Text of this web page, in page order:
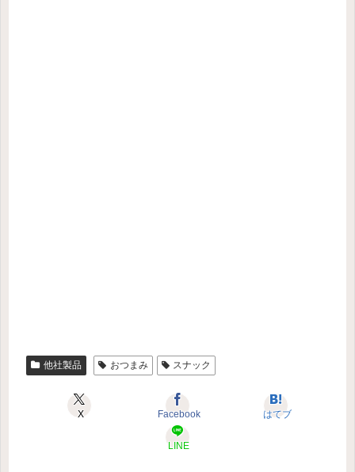
他社製品 おつまみ スナック
X Facebook はてブ
LINE